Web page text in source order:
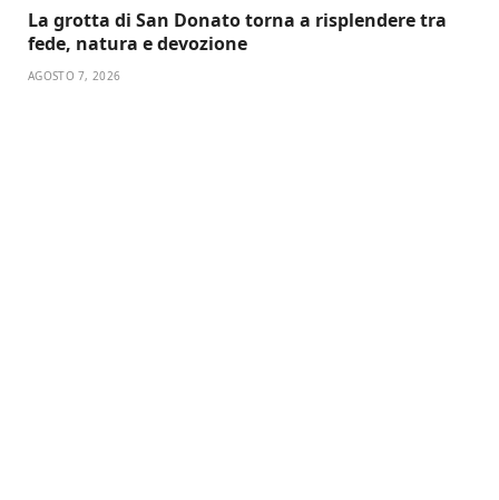
La grotta di San Donato torna a risplendere tra
fede, natura e devozione
AGOSTO 7, 2026